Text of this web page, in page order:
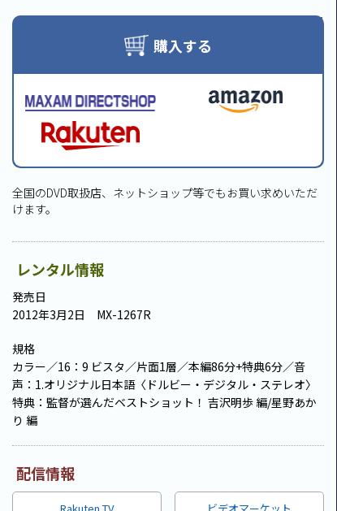
購入する
全国のDVD取扱店、ネットショップ等でもお買い求めいただ
けます。
レンタル情報
発売日
2012年3月2日 MX-1267R
規格
カラー／16：9 ビスタ／片面1層／本編86分+特典6分／音
声：1.オリジナル日本語〈ドルビー・デジタル・ステレオ〉
特典：監督が選んだベストショット！ 吉沢明歩 編/星野あか
り 編
配信情報